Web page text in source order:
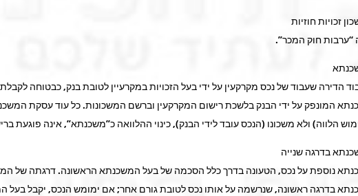
זכויות חוזיות
“ערבות חוק המכר”.
הדירה שעבוד של נכס מקרקעין על ידי בעל הזכויות במקרעיין לטובת בנק, כבטוחה
המונפק על ידי הבנק בלשכת רישום המקרקעין וברשם המשכונות. כל עוד עסקת
הלווה) ולא משכונו (הנכס עובד לידי הבנק), כינוי ההלוואה כ”משכנתא”, אינה פוגעת
בדרגה שנייה
נוספת על נכס, הטעונה בדרך כלל הסכמה של בעל המשכנתא הראשונה. דרגתה של
בדרגה ראשונה, שנרשמה על אותו נכס לטובת גורם אחר; אם ימומש הנכס, יקבל בעל